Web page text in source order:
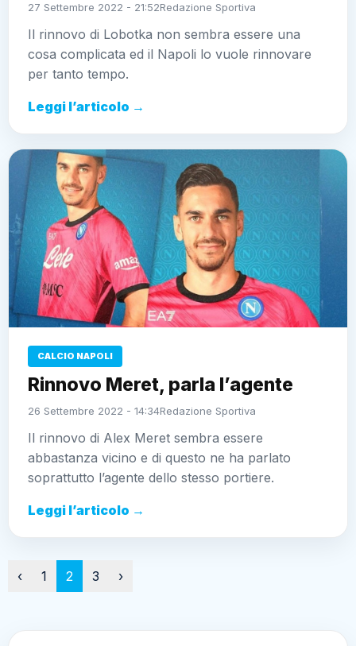
27 Settembre 2022 - 21:52Redazione Sportiva
Il rinnovo di Lobotka non sembra essere una
cosa complicata ed il Napoli lo vuole rinnovare
per tanto tempo.
Leggi l’articolo →
CALCIO NAPOLI
Rinnovo Meret, parla l’agente
26 Settembre 2022 - 14:34Redazione Sportiva
Il rinnovo di Alex Meret sembra essere
abbastanza vicino e di questo ne ha parlato
soprattutto l’agente dello stesso portiere.
Leggi l’articolo →
Paginazione
‹ 1 2 3 ›